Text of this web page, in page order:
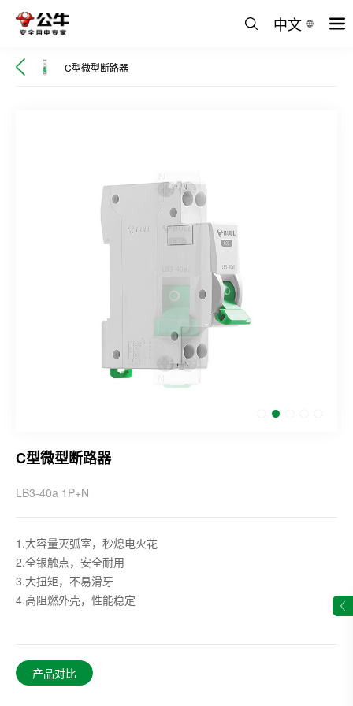
中文
C型微型断路器
C型微型断路器
LB3-40a 1P+N
1.大容量灭弧室，秒熄电火花
2.全银触点，安全耐用
3.大扭矩，不易滑牙
4.高阻燃外壳，性能稳定
产品对比